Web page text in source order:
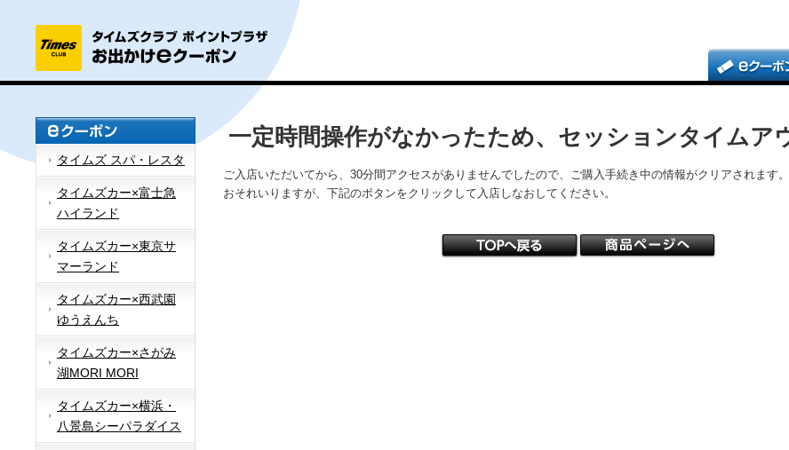
タイムズ スパ・レスタ
タイムズカー×富士急
ハイランド
タイムズカー×東京サ
マーランド
タイムズカー×西武園
ゆうえんち
タイムズカー×さがみ
湖MORI MORI
タイムズカー×横浜・
八景島シーパラダイス
一定時間操作がなかったため、セッションタイムア
ご入店いただいてから、30分間アクセスがありませんでしたので、ご購入手続き中の情報がクリアされます。
おそれいりますが、下記のボタンをクリックして入店しなおしてください。